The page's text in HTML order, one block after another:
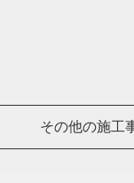
その他の施工